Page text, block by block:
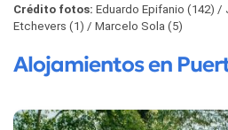
Crédito fotos: Eduardo Epifanio (142)
Etchevers (1)
Marcelo Sola (5)
Alojamientos en